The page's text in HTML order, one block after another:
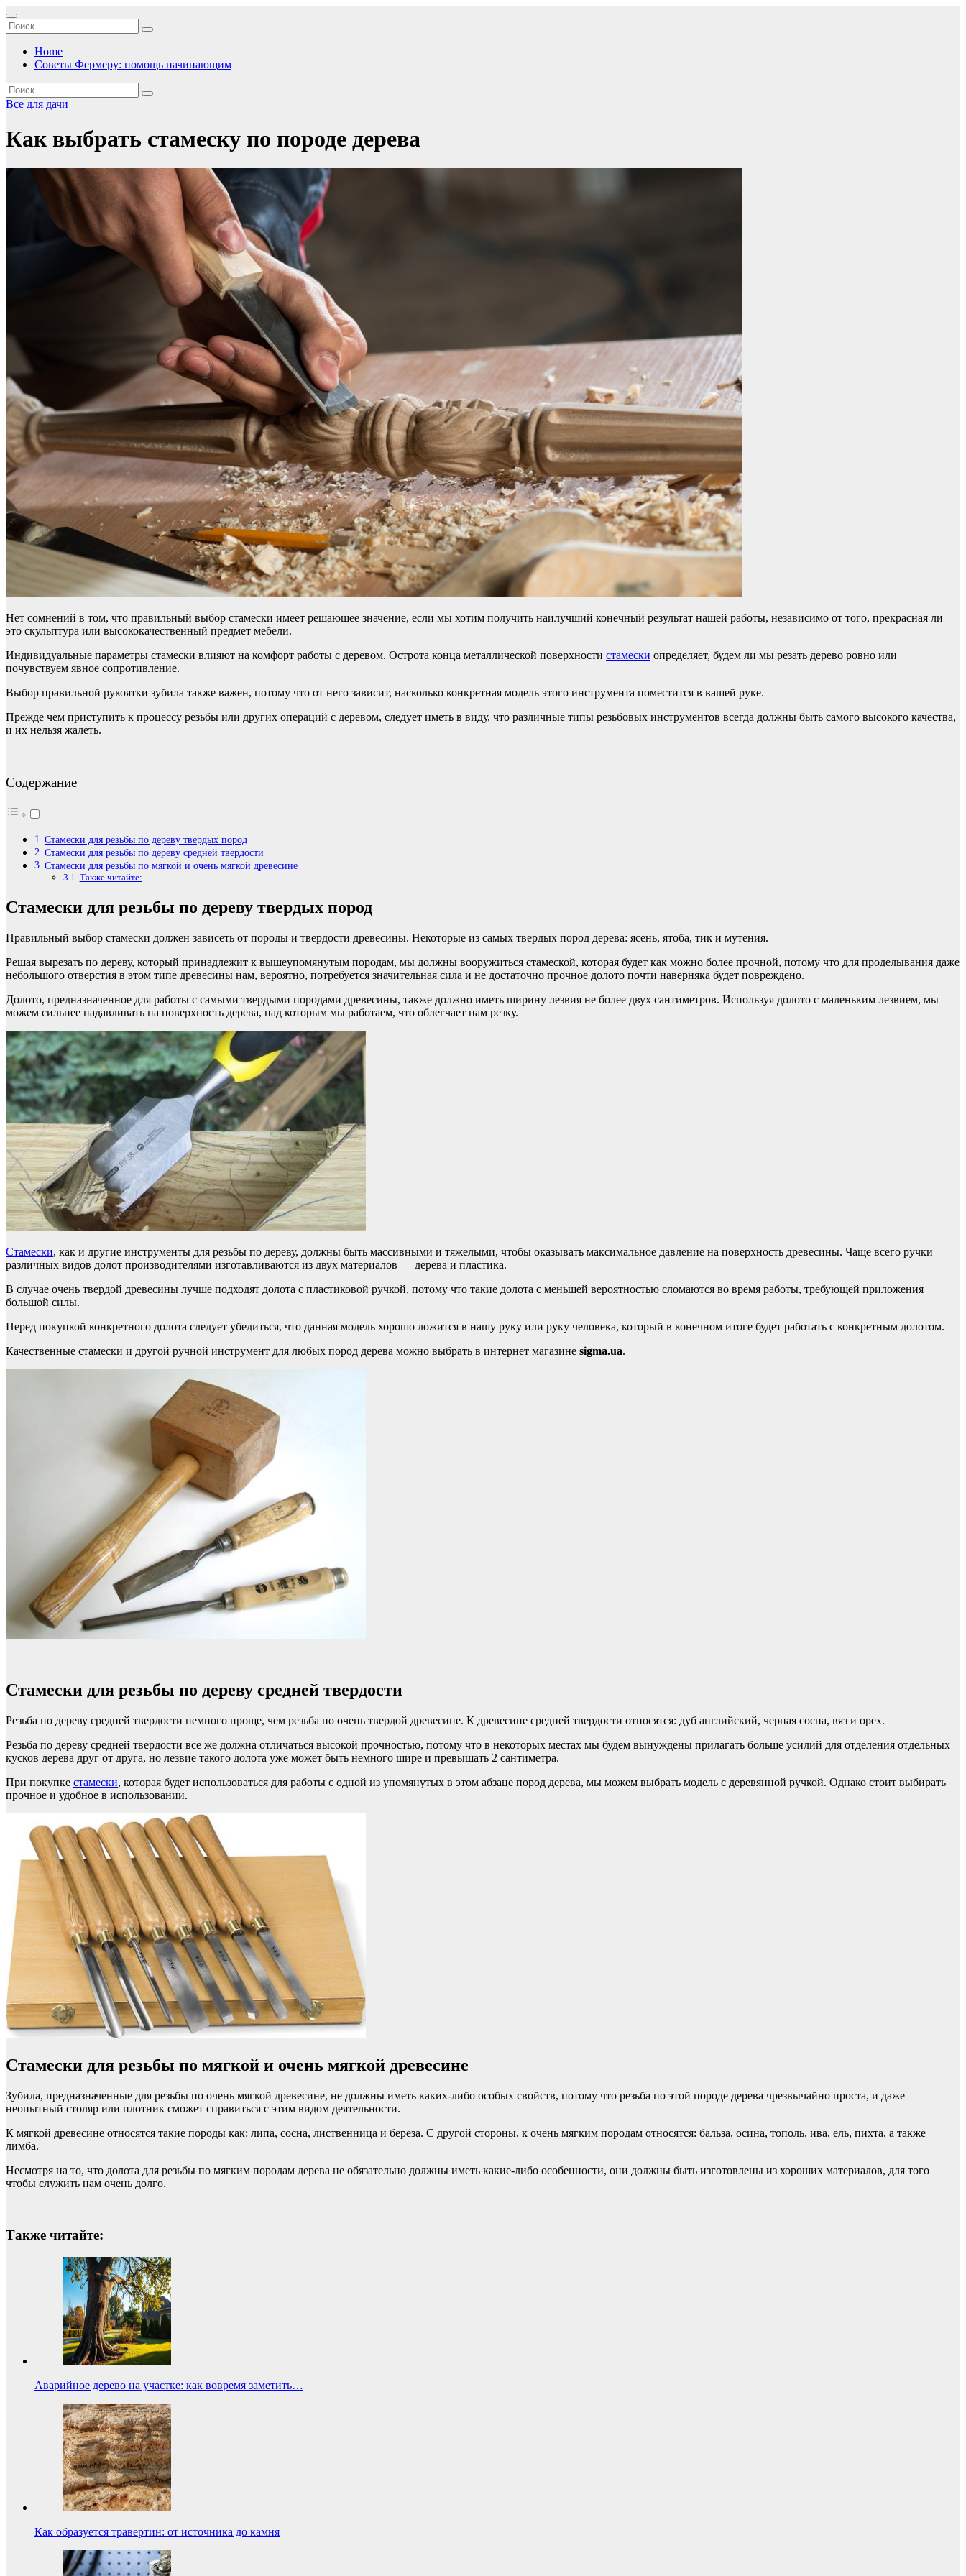
Перейти
к
содержимому
Home
Советы Фермеру: помощь начинающим
Все для дачи
Как выбрать стамеску по породе дерева
Нет сомнений в том, что правильный выбор стамески имеет решающее значение, если мы хотим получить наилучший конечный результат нашей работы, независимо от того, прекрасная ли
это скульптура или высококачественный предмет мебели.
Индивидуальные параметры стамески влияют на комфорт работы с деревом. Острота конца металлической поверхности стамески определяет, будем ли мы резать дерево ровно или
почувствуем явное сопротивление.
Выбор правильной рукоятки зубила также важен, потому что от него зависит, насколько конкретная модель этого инструмента поместится в вашей руке.
Прежде чем приступить к процессу резьбы или других операций с деревом, следует иметь в виду, что различные типы резьбовых инструментов всегда должны быть самого высокого качества,
и их нельзя жалеть.
Содержание
Стамески для резьбы по дереву твердых пород
Стамески для резьбы по дереву средней твердости
Стамески для резьбы по мягкой и очень мягкой древесине
Также читайте:
Стамески для резьбы по дереву твердых пород
Правильный выбор стамески должен зависеть от породы и твердости древесины. Некоторые из самых твердых пород дерева: ясень, ятоба, тик и мутения.
Решая вырезать по дереву, который принадлежит к вышеупомянутым породам, мы должны вооружиться стамеской, которая будет как можно более прочной, потому что для проделывания даже
небольшого отверстия в этом типе древесины нам, вероятно, потребуется значительная сила и не достаточно прочное долото почти наверняка будет повреждено.
Долото, предназначенное для работы с самыми твердыми породами древесины, также должно иметь ширину лезвия не более двух сантиметров. Используя долото с маленьким лезвием, мы
можем сильнее надавливать на поверхность дерева, над которым мы работаем, что облегчает нам резку.
Стамески, как и другие инструменты для резьбы по дереву, должны быть массивными и тяжелыми, чтобы оказывать максимальное давление на поверхность древесины. Чаще всего ручки
различных видов долот производителями изготавливаются из двух материалов — дерева и пластика.
В случае очень твердой древесины лучше подходят долота с пластиковой ручкой, потому что такие долота с меньшей вероятностью сломаются во время работы, требующей приложения
большой силы.
Перед покупкой конкретного долота следует убедиться, что данная модель хорошо ложится в нашу руку или руку человека, который в конечном итоге будет работать с конкретным долотом.
Качественные стамески и другой ручной инструмент для любых пород дерева можно выбрать в интернет магазине sigma.ua.
Стамески для резьбы по дереву средней твердости
Резьба по дереву средней твердости немного проще, чем резьба по очень твердой древесине. К древесине средней твердости относятся: дуб английский, черная сосна, вяз и орех.
Резьба по дереву средней твердости все же должна отличаться высокой прочностью, потому что в некоторых местах мы будем вынуждены прилагать больше усилий для отделения отдельных
кусков дерева друг от друга, но лезвие такого долота уже может быть немного шире и превышать 2 сантиметра.
При покупке стамески, которая будет использоваться для работы с одной из упомянутых в этом абзаце пород дерева, мы можем выбрать модель с деревянной ручкой. Однако стоит выбирать
прочное и удобное в использовании.
Стамески для резьбы по мягкой и очень мягкой древесине
Зубила, предназначенные для резьбы по очень мягкой древесине, не должны иметь каких-либо особых свойств, потому что резьба по этой породе дерева чрезвычайно проста, и даже
неопытный столяр или плотник сможет справиться с этим видом деятельности.
К мягкой древесине относятся такие породы как: липа, сосна, лиственница и береза. С другой стороны, к очень мягким породам относятся: бальза, осина, тополь, ива, ель, пихта, а также
лимба.
Несмотря на то, что долота для резьбы по мягким породам дерева не обязательно должны иметь какие-либо особенности, они должны быть изготовлены из хороших материалов, для того
чтобы служить нам очень долго.
Также читайте:
Аварийное дерево на участке: как вовремя заметить…
Как образуется травертин: от источника до камня